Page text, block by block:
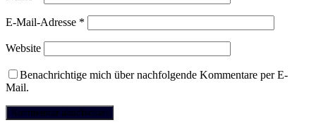
E-Mail-Adresse *
Website
Benachrichtige mich über nachfolgende Kommentare per E-
Mail.